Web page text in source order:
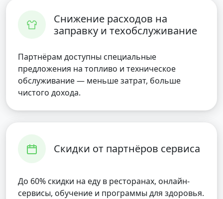
Снижение расходов на
заправку и техобслуживание
Партнёрам доступны специальные
предложения на топливо и техническое
обслуживание — меньше затрат, больше
чистого дохода.
Скидки от партнёров сервиса
До 60% скидки на еду в ресторанах, онлайн-
сервисы, обучение и программы для здоровья.